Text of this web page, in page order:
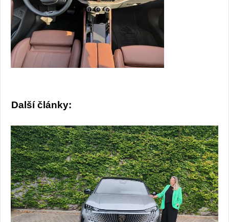
Další články: